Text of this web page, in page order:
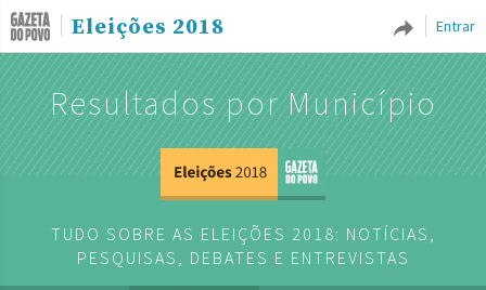
Entrar
Eleições 2018
Resultados por Município
TUDO SOBRE AS ELEIÇÕES 2018: NOTÍCIAS,
PESQUISAS, DEBATES E ENTREVISTAS